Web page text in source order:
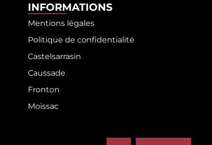
INFORMATIONS
Mentions légales
Politique de confidentialité
Castelsarrasin
Caussade
Fronton
Moissac